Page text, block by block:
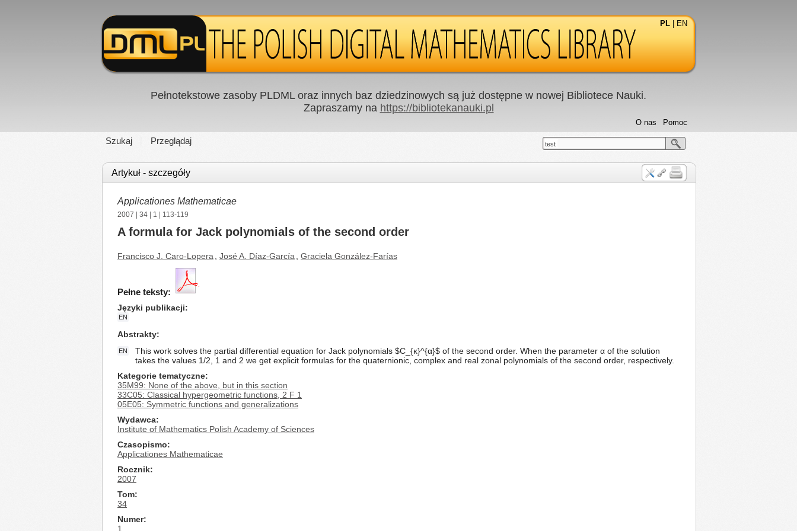
PL EN
Pełnotekstowe zasoby PLDML oraz innych baz dziedzinowych są już dostępne w nowej Bibliotece Nauki.
Zapraszamy na https://bibliotekanauki.pl
Szukaj Przeglądaj
Pomoc
O nas
test
Artykuł - szczegóły
Applicationes Mathematicae
2007 34 1 | 113-119
A formula for Jack polynomials of the second order
Francisco J. Caro-Lopera José A. Díaz-García Graciela González-Farías
Pełne teksty:
Języki publikacji
EN
Abstrakty
EN
This work solves the partial differential equation for Jack polynomials $C_{κ}^{α}$ of the second order. When the parameter α of the solution
takes the values 1/2, 1 and 2 we get explicit formulas for the quaternionic, complex and real zonal polynomials of the second order, respectively.
Kategorie tematyczne
35M99: None of the above, but in this section
33C05: Classical hypergeometric functions, 2 F 1
05E05: Symmetric functions and generalizations
Wydawca
Institute of Mathematics Polish Academy of Sciences
Czasopismo
Applicationes Mathematicae
Rocznik
2007
Tom
34
Numer
1